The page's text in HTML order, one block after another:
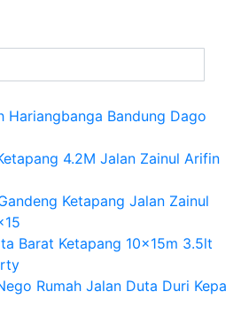
Hariangbanga Bandung Dago
4.2M Jalan Zainul Arifin
Ketapang Jalan Zainul
Barat Ketapang 10x15m 3.5lt
Rumah Jalan Duta Duri Kepa